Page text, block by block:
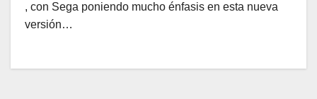
, con Sega poniendo mucho énfasis en esta nueva
versión…